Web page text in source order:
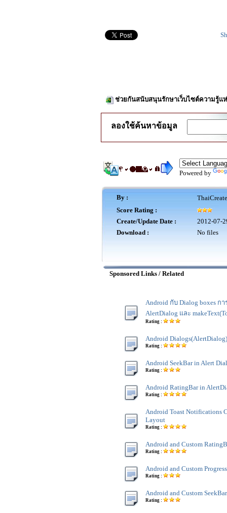
ช่วยกันสนับสนุนรักษาเว็บไซต์ความรู้แ
ลองใช้ค้นหาข้อมูล
Powered by
By :
Score Rating :
Create/Update Date :
2012-07-
Download :
No files
Sponsored Links / Related
Android กับ Dialog boxes ก
AlertDialog และ
Rating :
Android
Rating :
Android SeekBar in Alert
Rating :
Android RatingBar in
Rating :
Android Toast Notifications
Layout
Rating :
Android and Custom
Rating :
Android and Custom
Rating :
Android and Custom SeekBar
Rating :